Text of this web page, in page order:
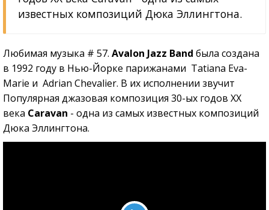
известных композиций Дюка Эллингтона.
Любимая музыка # 57. Avalon Jazz Band была создана
в 1992 году в Нью-Йорке парижанами Tatiana Eva-
Marie и Adrian Chevalier. В их исполнении звучит
Популярная джазовая композиция 30-ых годов XX
века Caravan - одна из самых известных композиций
Дюка Эллингтона.